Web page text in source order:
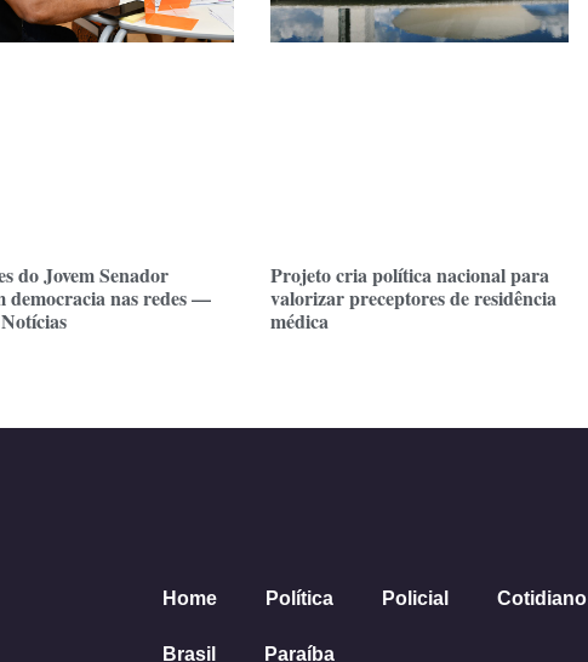
do Jovem Senador
democracia nas redes —
Projeto cria política nacional para
valorizar preceptores de residência
médica
Home Política Policial Cotidiano
Brasil Paraíba